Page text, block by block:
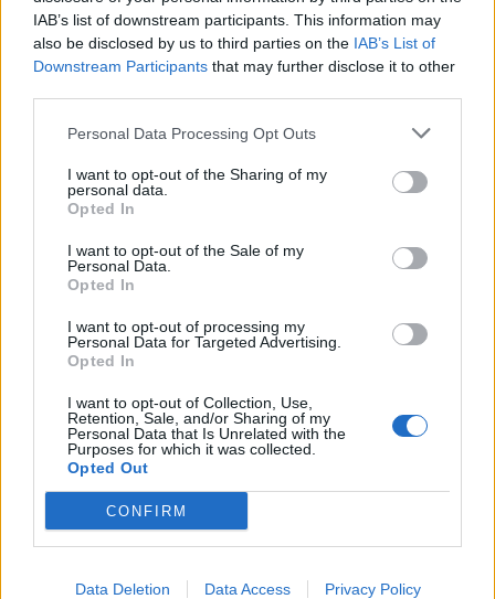
IAB’s list of downstream participants. This information may
also be disclosed by us to third parties on the IAB’s List of
Downstream Participants that may further disclose it to other
Personal Data Processing Opt Outs
I want to opt-out of the Sharing of my
personal data.
Opted In
I want to opt-out of the Sale of my
Personal Data.
Opted In
I want to opt-out of processing my
Personal Data for Targeted Advertising.
Opted In
I want to opt-out of Collection, Use,
Retention, Sale, and/or Sharing of my
Personal Data that Is Unrelated with the
Purposes for which it was collected.
Opted Out
CONFIRM
Data Deletion Data Access Privacy Policy